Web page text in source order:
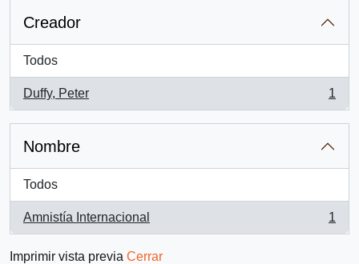
Creador
Todos
Duffy, Peter
, 1 resultados
1
Nombre
Todos
Amnistía Internacional
, 1 resultados
1
Imprimir vista previa Cerrar